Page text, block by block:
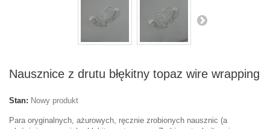
Nausznice z drutu błękitny topaz wire wrapping
Stan: Nowy produkt
Para oryginalnych, ażurowych, ręcznie zrobionych nausznic (a